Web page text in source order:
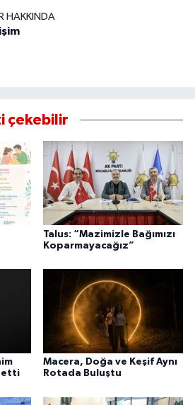
HAKKINDA
çekebilir
Talus: “Mazimizle Bağımızı
Koparmayacağız”
Macera, Doğa ve Keşif Aynı
Rotada Buluştu